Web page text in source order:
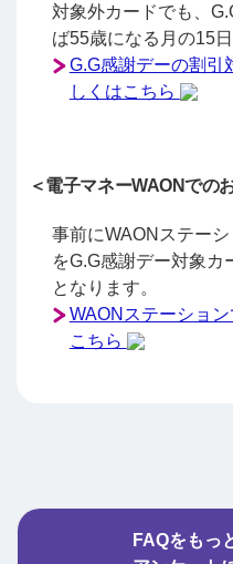
対象外カードでも、
ば55歳になる月の15
G.G感謝デーの割引
しくはこちら
＜電子マネーWAONでの
事前にWAONステー
をG.G感謝デー対象
となります。
WAONステーショ
こちら
FAQをもっ